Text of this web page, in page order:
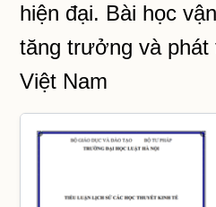
hiện đại. Bài học
tăng trưởng và phát
Việt Nam